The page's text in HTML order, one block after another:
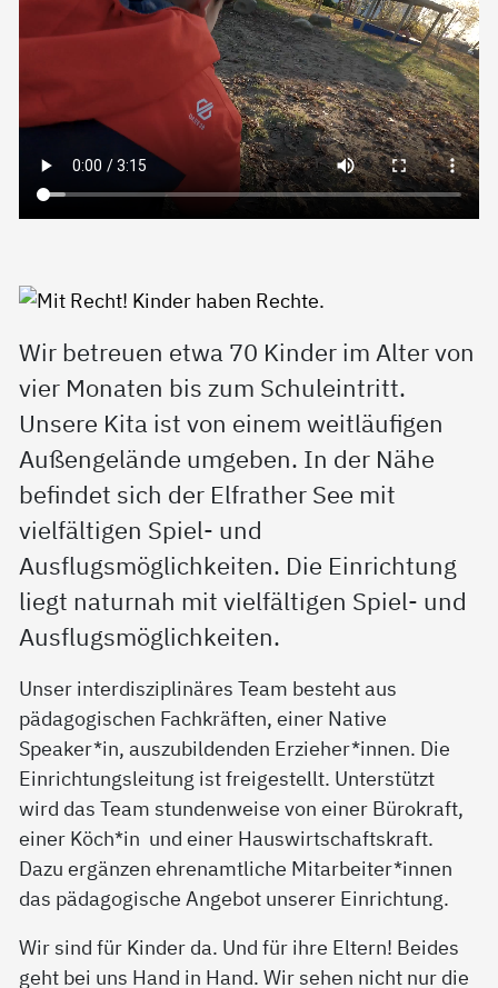
Wir betreuen etwa 70 Kinder im Alter von
vier Monaten bis zum Schuleintritt.
Unsere Kita ist von einem weitläufigen
Außengelände umgeben. In der Nähe
befindet sich der Elfrather See mit
vielfältigen Spiel- und
Ausflugsmöglichkeiten. Die Einrichtung
liegt naturnah mit vielfältigen Spiel- und
Ausflugsmöglichkeiten.
Unser interdisziplinäres Team besteht aus
pädagogischen Fachkräften, einer Native
Speaker*in, auszubildenden Erzieher*innen. Die
Einrichtungsleitung ist freigestellt. Unterstützt
wird das Team stundenweise von einer Bürokraft,
einer Köch*in und einer Hauswirtschaftskraft.
Dazu ergänzen ehrenamtliche Mitarbeiter*innen
das pädagogische Angebot unserer Einrichtung.
Wir sind für Kinder da. Und für ihre Eltern! Beides
geht bei uns Hand in Hand. Wir sehen nicht nur die